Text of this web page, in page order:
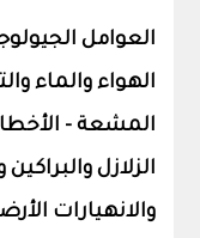
العوامل
الهواء والماء
المشعة –
الزلازل
والانهيارات